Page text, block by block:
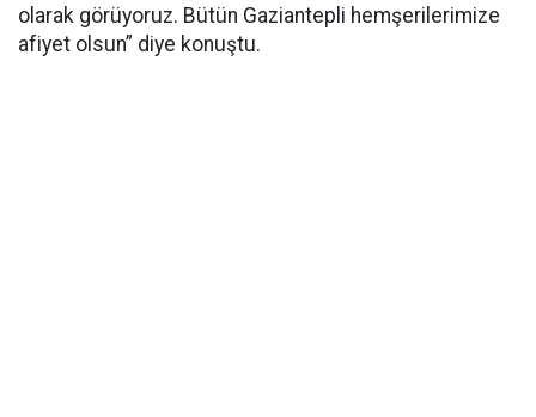
olarak görüyoruz. Bütün Gaziantepli hemşerilerimize
afiyet olsun” diye konuştu.